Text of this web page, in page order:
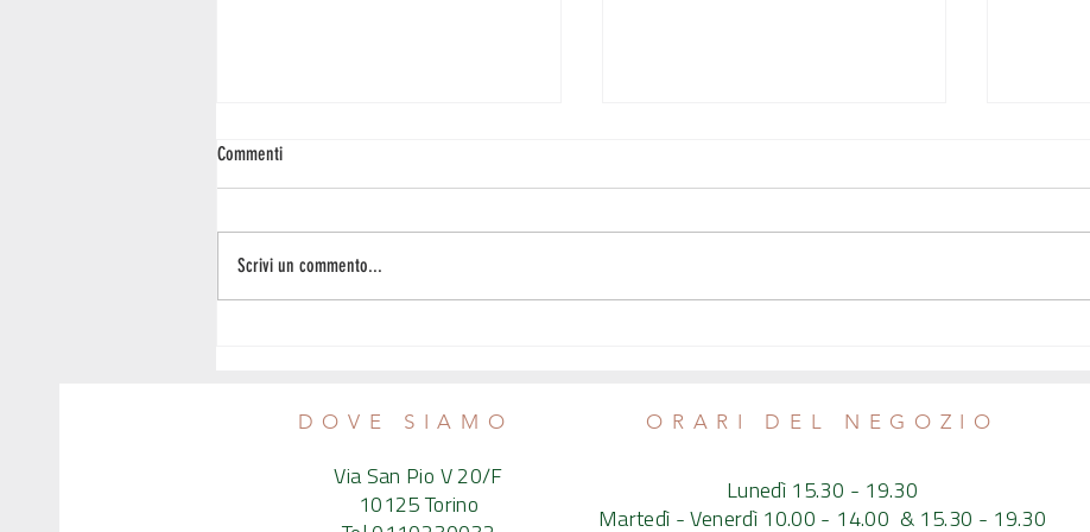
Commenti
Scrivi un commento...
DOVE SIAMO ORARI DEL NEGOZIO
Via San Pio V 20/F
10125 Torino
Lunedì 15.30 - 19.30
Martedì - Venerdì 10.00 - 14.00 & 15.30 - 19.30